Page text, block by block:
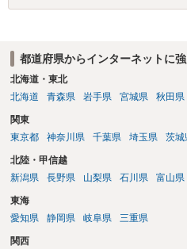
都道府県からインターネットに
北海道・東北
北海道
青森県 岩手県 宮城県 秋田県
関東
東京都
神奈川県 千葉県 埼玉県 茨城
北陸・甲信越
新潟県
長野県 山梨県 石川県 富山県
東海
愛知県
静岡県 岐阜県 三重県
関西